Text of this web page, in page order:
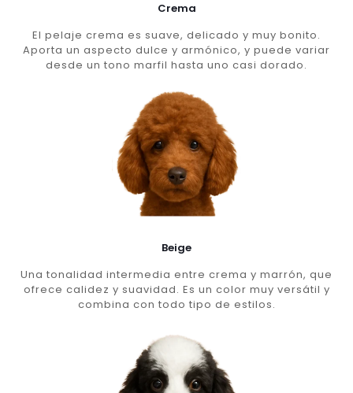
Crema
El pelaje crema es suave, delicado y muy bonito.
Aporta un aspecto dulce y armónico, y puede variar
desde un tono marfil hasta uno casi dorado.
Beige
Una tonalidad intermedia entre crema y marrón, que
ofrece calidez y suavidad. Es un color muy versátil y
combina con todo tipo de estilos.